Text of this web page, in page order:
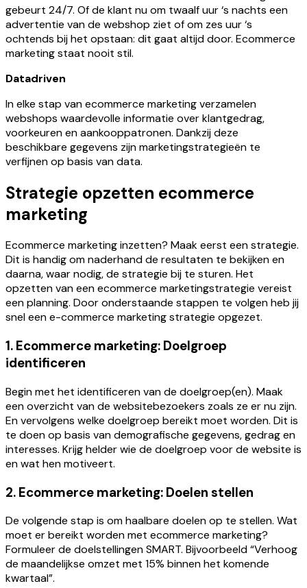
gebeurt 24/7. Of de klant nu om twaalf uur ‘s nachts een
advertentie van de webshop ziet of om zes uur ‘s
ochtends bij het opstaan: dit gaat altijd door. Ecommerce
marketing staat nooit stil.
Datadriven
In elke stap van ecommerce marketing verzamelen
webshops waardevolle informatie over klantgedrag,
voorkeuren en aankooppatronen. Dankzij deze
beschikbare gegevens zijn marketingstrategieën te
verfijnen op basis van data.
Strategie opzetten ecommerce
marketing
Ecommerce marketing inzetten? Maak eerst een strategie.
Dit is handig om naderhand de resultaten te bekijken en
daarna, waar nodig, de strategie bij te sturen. Het
opzetten van een ecommerce marketingstrategie vereist
een planning. Door onderstaande stappen te volgen heb jij
snel een e-commerce marketing strategie opgezet.
1. Ecommerce marketing: Doelgroep
identificeren
Begin met het identificeren van de doelgroep(en). Maak
een overzicht van de websitebezoekers zoals ze er nu zijn.
En vervolgens welke doelgroep bereikt moet worden. Dit is
te doen op basis van demografische gegevens, gedrag en
interesses. Krijg helder wie de doelgroep voor de website is
en wat hen motiveert.
2. Ecommerce marketing: Doelen stellen
De volgende stap is om haalbare doelen op te stellen. Wat
moet er bereikt worden met ecommerce marketing?
Formuleer de doelstellingen SMART. Bijvoorbeeld “Verhoog
de maandelijkse omzet met 15% binnen het komende
kwartaal”.